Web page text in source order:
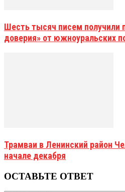
Шесть тысяч писем получили
доверия» от южноуральских
Трамваи в Ленинский район
начале декабря
ОСТАВЬТЕ ОТВЕТ